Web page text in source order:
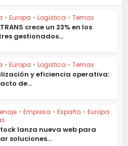
• Europa • Logistica • Temas
crece un 23% en los
gestionados...
• Europa • Logistica • Temas
y eficiencia operativa:
de...
• Empresa • España • Europa
lanza nueva web para
soluciones...